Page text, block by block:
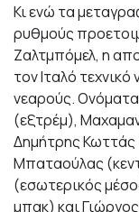
Κι ενώ τα
ρυθμούς
Ζαλτμπόμελ, η
τον Ιταλό τεχνικό
νεαρούς.
(εξτρέμ),
Δημήτρης Κωττάς
Μπαταούλας
(εσωτερικός
μπακ) και